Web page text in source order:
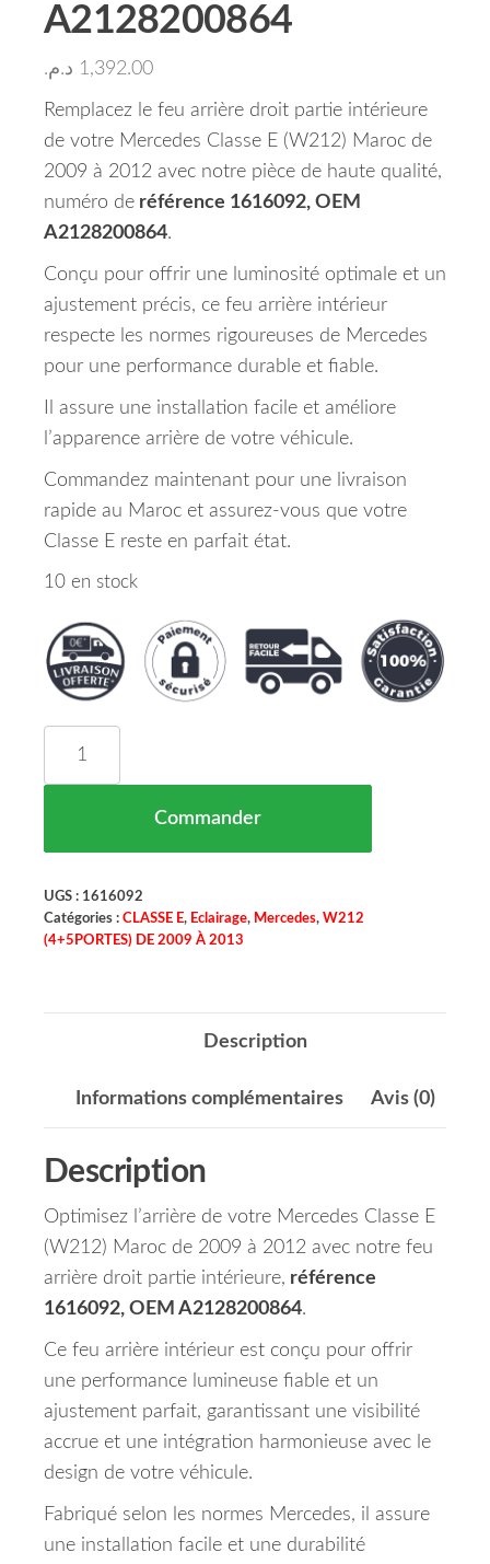
A2128200864
1,392.00 د.م.
Remplacez le feu arrière droit partie intérieure
de votre Mercedes Classe E (W212) Maroc de
2009 à 2012 avec notre pièce de haute qualité,
numéro de référence 1616092, OEM
A2128200864.
Conçu pour offrir une luminosité optimale et un
ajustement précis, ce feu arrière intérieur
respecte les normes rigoureuses de Mercedes
pour une performance durable et fiable.
Il assure une installation facile et améliore
l’apparence arrière de votre véhicule.
Commandez maintenant pour une livraison
rapide au Maroc et assurez-vous que votre
Classe E reste en parfait état.
10 en stock
Commander
UGS : 1616092
Catégories : CLASSE E, Eclairage, Mercedes, W212
(4+5PORTES) DE 2009 À 2013
Description
Informations complémentaires Avis (0)
Description
Optimisez l’arrière de votre Mercedes Classe E
(W212) Maroc de 2009 à 2012 avec notre feu
arrière droit partie intérieure, référence
1616092, OEM A2128200864.
Ce feu arrière intérieur est conçu pour offrir
une performance lumineuse fiable et un
ajustement parfait, garantissant une visibilité
accrue et une intégration harmonieuse avec le
design de votre véhicule.
Fabriqué selon les normes Mercedes, il assure
une installation facile et une durabilité